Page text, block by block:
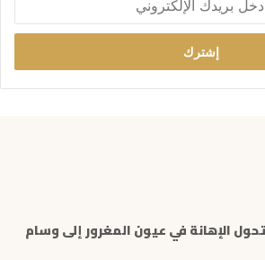
الإهانة في عيون المغرور إلى وسام